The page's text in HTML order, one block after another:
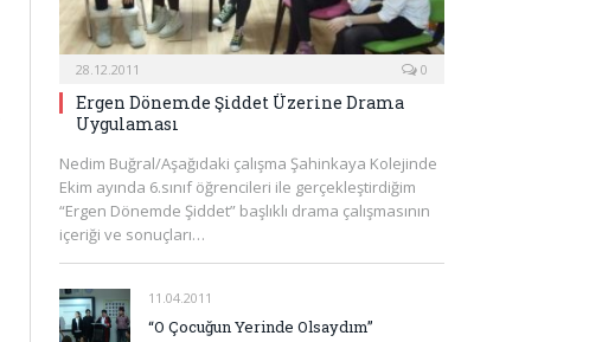
28.12.2011 0
Ergen Dönemde Şiddet Üzerine Drama
Uygulaması
Nedim Buğral/Aşağıdaki çalışma Şahinkaya Kolejinde
Ekim ayında 6.sınıf öğrencileri ile gerçekleştirdiğim
“Ergen Dönemde Şiddet” başlıklı drama çalışmasının
içeriği ve sonuçları…
11.04.2011
“O Çocuğun Yerinde Olsaydım”